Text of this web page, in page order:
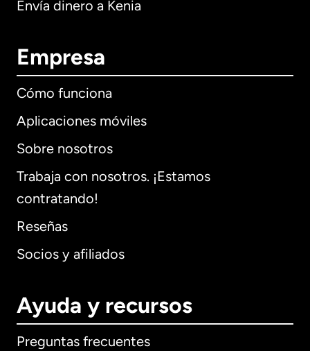
Envía dinero a Kenia
Empresa
Cómo funciona
Aplicaciones móviles
Sobre nosotros
Trabaja con nosotros. ¡Estamos
contratando!
Reseñas
Socios y afiliados
Ayuda y recursos
Preguntas frecuentes